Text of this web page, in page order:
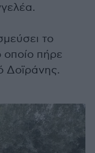
το
οποίο πήρε
Δοϊράνης.